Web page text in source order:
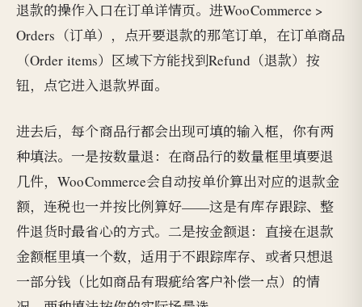
退款的操作入口在订单详情页。进WooCommerce >
Orders（订单），点开要退款的那笔订单，在订单商品
（Order items）区域下方能找到Refund（退款）按
钮，点它进入退款界面。
进去后，每个商品行都会出现可填的输入框，你有两
种填法。一是按数量退：在商品行的数量框里填要退
几件，WooCommerce会自动按单价算出对应的退款金
额，连税也一并按比例算好——这是有库存跟踪、整
件退货时最省心的方式。二是按金额退：直接在退款
金额框里填一个数，适用于不跟踪库存、或者只想退
一部分钱（比如商品有瑕疵给客户补偿一点）的情